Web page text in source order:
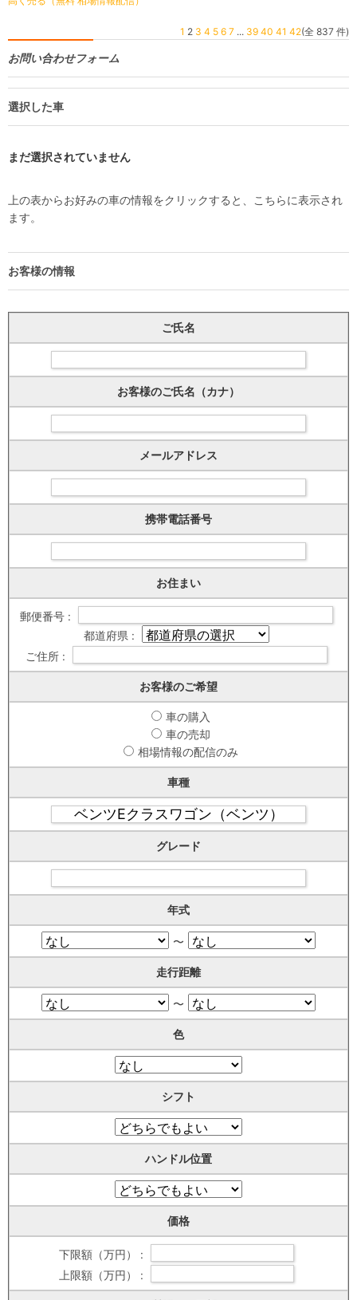
1 2 3 4 5 6 7 ... 39 40 41 42(全 837 件)
お問い合わせフォーム
選択した車
まだ選択されていません
上の表からお好みの車の情報をクリックすると、こちらに表示され
ます。
お客様の情報
ご氏名
お客様のご氏名（カナ）
メールアドレス
携帯電話番号
お住まい
郵便番号 :
都道府県 :
ご住所 :
お客様のご希望
車の購入
車の売却
相場情報の配信のみ
車種
グレード
年式
〜
走行距離
〜
色
シフト
ハンドル位置
価格
下限額（万円） :
上限額（万円） :